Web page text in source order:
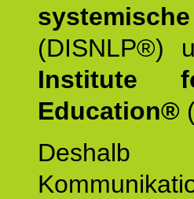
(DISNLP®)
Institute
Education®